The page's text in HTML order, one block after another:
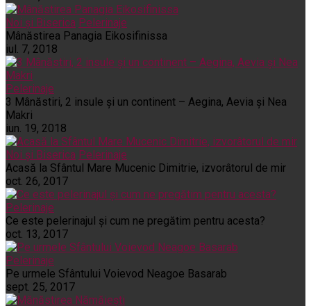
Noi și Biserica Pelerinaje
Mânăstirea Panagia Eikosifinissa
iul. 7, 2018
Pelerinaje
3 Mânăstiri, 2 insule și un continent – Aegina, Aevia și Nea
Makri
iun. 19, 2018
Noi și Biserica Pelerinaje
Acasă la Sfântul Mare Mucenic Dimitrie, izvorâtorul de mir
oct. 26, 2017
Pelerinaje
Ce este pelerinajul şi cum ne pregătim pentru acesta?
oct. 13, 2017
Pelerinaje
Pe urmele Sfântului Voievod Neagoe Basarab
sept. 25, 2017